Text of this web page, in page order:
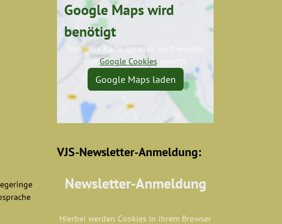
Google Maps wird
benötigt
Wenn die Karte geladen wird, werden
von Google Cookiesgesetzt.
Google Maps laden
VJS-Newsletter-Anmeldung:
Newsletter-Anmeldung
Hierbei werden Cookies in ihrem Browser